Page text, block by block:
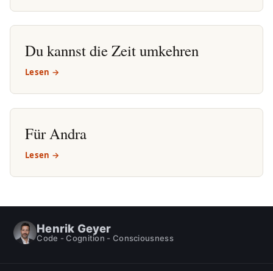
Du kannst die Zeit umkehren
Lesen →
Für Andra
Lesen →
Henrik Geyer
Code - Cognition - Consciousness